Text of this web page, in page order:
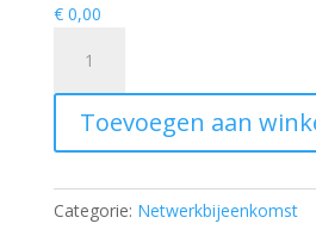
€ 0,00
Koningshoevenontmoeting
2024
(Copy)
aantal
Toevoegen aan
Categorie: Netwerkbijeenkomst